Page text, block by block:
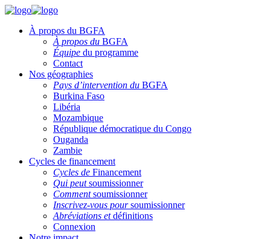
À propos du BGFA
À propos du BGFA
Équipe du programme
Contact
Nos géographies
Pays d’intervention du BGFA
Burkina Faso
Libéria
Mozambique
République démocratique du Congo
Ouganda
Zambie
Cycles de financement
Cycles de Financement
Qui peutsoumissionner
Commentsoumissionner
Inscrivez-vous poursoumissionner
Abréviations etdéfinitions
Connexion